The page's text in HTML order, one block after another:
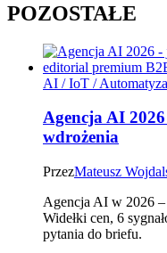
POZOSTAŁE
AI / IoT /
Agencja AI
wdrożenia
PrzezMateusz
Agencja AI w 2026
Widełki cen, 6
pytania do briefu.